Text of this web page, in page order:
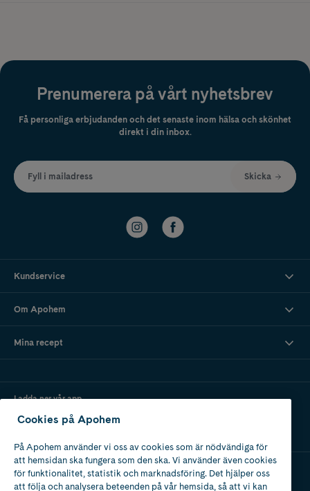
Prenumerera på vårt nyhetsbrev
Få personliga erbjudanden och det senaste inom hälsa och skönhet
direkt i din inbox.
Fyll i mailadress Skicka
Kundservice
Om Apohem
Mina recept
Ladda ner vår app
Apotek med tillstånd
Cookies på Apohem
På Apohem använder vi oss av cookies som är nödvändiga för
att hemsidan ska fungera som den ska. Vi använder även cookies
för funktionalitet, statistik och marknadsföring. Det hjälper oss
att följa och analysera beteenden på vår hemsida, så att vi kan